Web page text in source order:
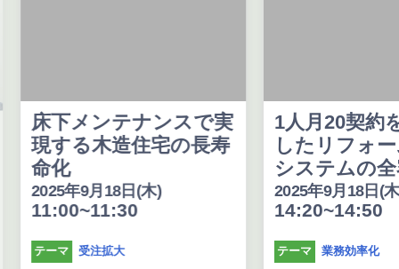
床下メンテナンスで実
現する木造住宅の長寿
命化
2025年9月18日(木)
11:00~11:30
テーマ 受注拡大
1人月20契約
したリフォ
システムの
2025年9月18日(
14:20~14:50
テーマ 業務効率化